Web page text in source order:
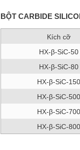
BỘT CARBIDE
Kích cỡ
HX-β-SiC-50
HX-β-SiC-80
HX-β-SiC-150
HX-β-SiC-500
HX-β-SiC-700
HX-β-SiC-800